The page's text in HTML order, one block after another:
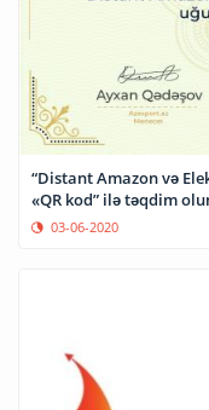
“Distant Amazon və
«QR kod” ilə təqdim
03-06-2020